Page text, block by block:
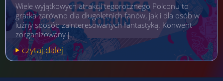
Wiele wyjątkowych atrakcji tegorocznego Polconu to
gratka zarówno dla długoletnich fanów, jak i dla osób w
luźny sposób zainteresowanych fantastyką. Konwent
zorganizowany j…
czytaj dalej